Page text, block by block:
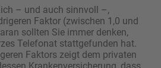
– und auch sinnvoll –,
Faktor (zwischen 1,0 und
sollten Sie immer denken,
Telefonat stattgefunden hat.
Faktors zeigt dem privaten